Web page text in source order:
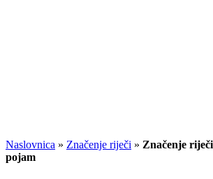
Naslovnica » Značenje riječi » Značenje
pojam